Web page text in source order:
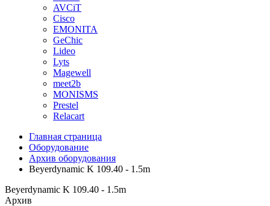
AVCiT
Cisco
EMONITA
GeChic
Lideo
Lyts
Magewell
meet2b
MONISMS
Prestel
Relacart
Главная страница
Оборудование
Архив оборудования
Beyerdynamic K 109.40 - 1.5m
Beyerdynamic K 109.40 - 1.5m
Архив